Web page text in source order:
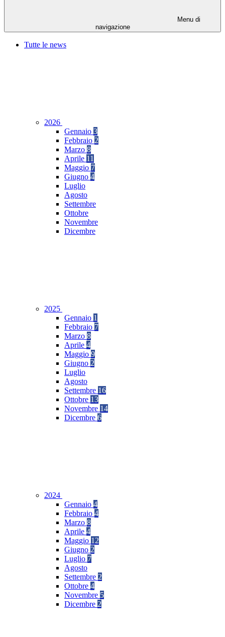
Menu di
navigazione
Tutte le news
2026
Gennaio 3
Febbraio 2
Marzo 8
Aprile 11
Maggio 7
Giugno 4
Luglio
Agosto
Settembre
Ottobre
Novembre
Dicembre
2025
Gennaio 1
Febbraio 7
Marzo 8
Aprile 4
Maggio 9
Giugno 2
Luglio
Agosto
Settembre 16
Ottobre 13
Novembre 14
Dicembre 6
2024
Gennaio 4
Febbraio 4
Marzo 8
Aprile 4
Maggio 12
Giugno 2
Luglio 7
Agosto
Settembre 2
Ottobre 4
Novembre 5
Dicembre 2